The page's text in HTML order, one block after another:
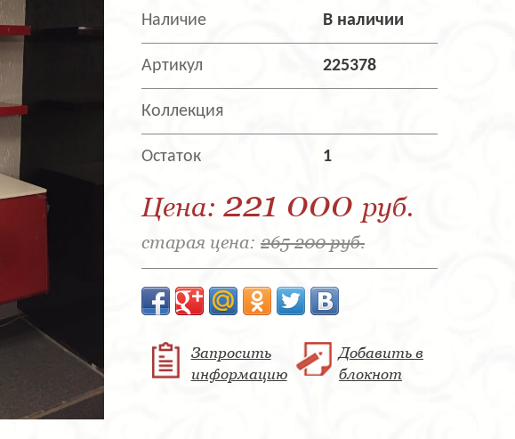
Наличие В наличии
Артикул 225378
Коллекция
Остаток 1
Цена: 221 000 руб.
старая цена: 265 200 руб.
Запросить
информацию
Добавить в
блокнот